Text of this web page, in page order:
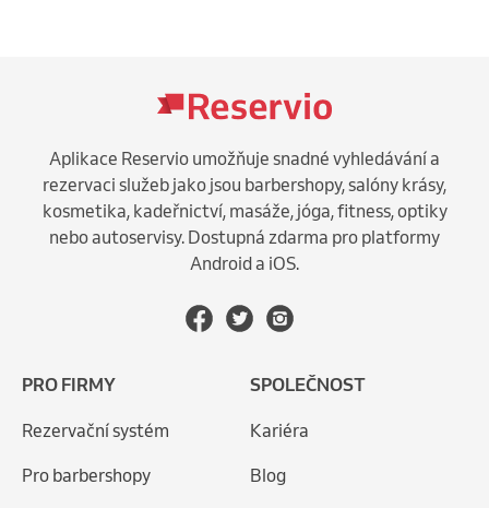
Aplikace Reservio umožňuje snadné vyhledávání a
rezervaci služeb jako jsou barbershopy, salóny krásy,
kosmetika, kadeřnictví, masáže, jóga, fitness, optiky
nebo autoservisy. Dostupná zdarma pro platformy
Android a iOS.
PRO FIRMY
Rezervační systém
Pro barbershopy
SPOLEČNOST
Kariéra
Blog